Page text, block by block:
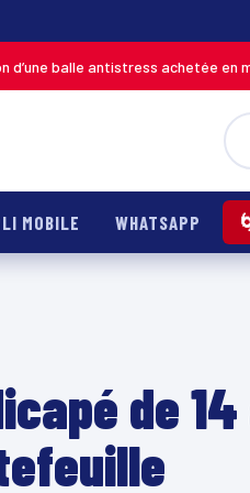
antistress achetée en magasin
MOBILE WHATSAPP
de